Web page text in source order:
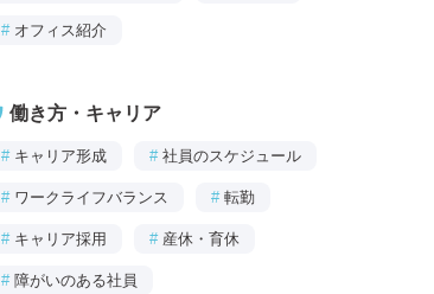
# オフィス紹介
働き方・キャリア
# キャリア形成 # 社員のスケジュール
# ワークライフバランス # 転勤
# キャリア採用 # 産休・育休
# 障がいのある社員